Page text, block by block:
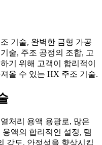
기술, 완벽한 금형 가공
술, 주조 공정의 조합, 고
기 위해 고객이 합리적이
올 수 있는 HX 주조 기술.
처리 용액 용광로, 많은
액의 합리적인 설정, 템
강도, 안정성을 향상시킵